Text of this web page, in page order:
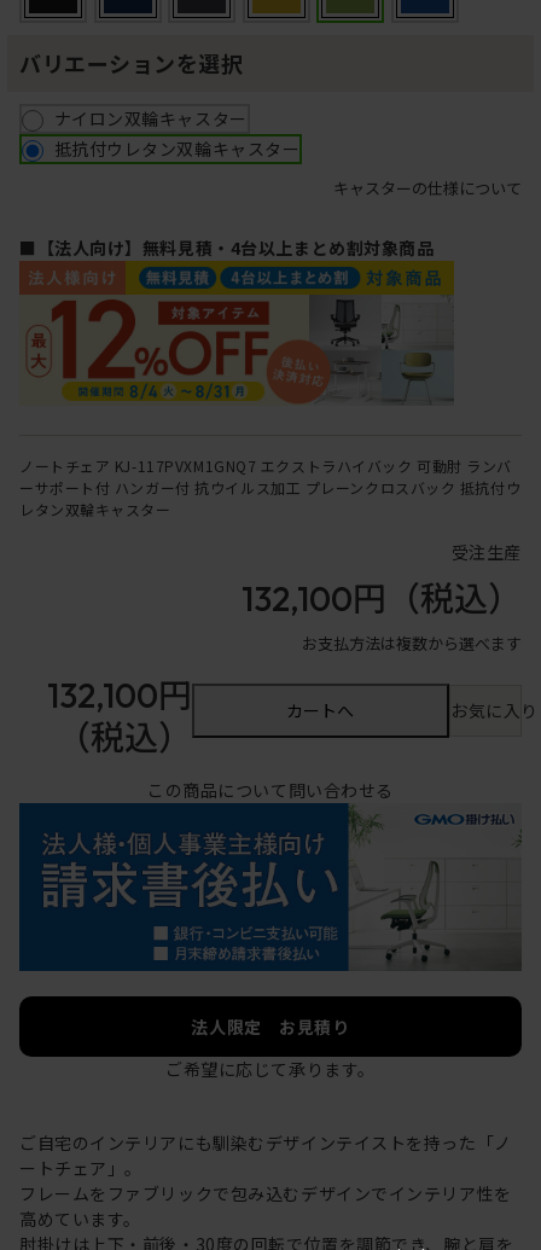
バリエーションを選択
ナイロン双輪キャスター
抵抗付ウレタン双輪キャスター
キャスターの仕様について
■【法人向け】無料見積・4台以上まとめ割対象商品
ノートチェア KJ-117PVXM1GNQ7 エクストラハイバック 可動肘 ランバ
ーサポート付 ハンガー付 抗ウイルス加工 プレーンクロスバック 抵抗付ウ
レタン双輪キャスター
受注生産
132,100円 （税込）
お支払方法は複数から選べます
132,100円
（税込）
カートへ お気に入
この商品について問い合わせる
法人限定 お見積り
ご希望に応じて承ります。
ご自宅のインテリアにも馴染むデザインテイストを持った「ノ
ートチェア」。
フレームをファブリックで包み込むデザインでインテリア性を
高めています。
肘掛けは上下・前後・30度の回転で位置を調節でき、腕と肩を